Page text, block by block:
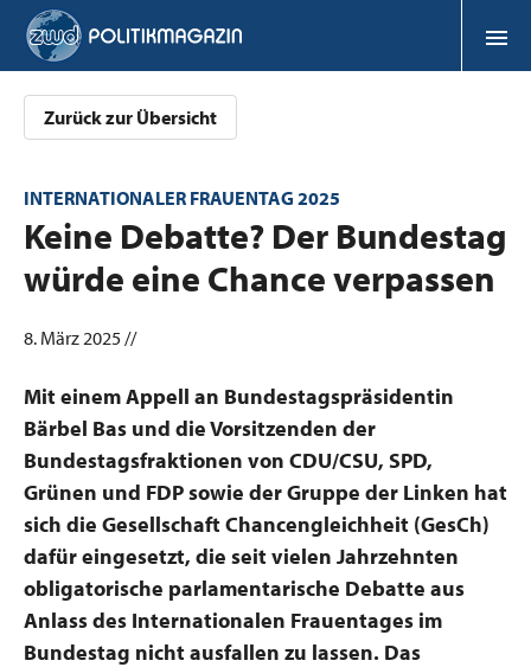
Zurück zur Übersicht
INTERNATIONALER FRAUENTAG 2025
:Keine Debatte? Der Bundestag
würde eine Chance verpassen
8. März 2025 //
Mit einem Appell an Bundestagspräsidentin
Bärbel Bas und die Vorsitzenden der
Bundestagsfraktionen von CDU/CSU, SPD,
Grünen und FDP sowie der Gruppe der Linken hat
sich die Gesellschaft Chancengleichheit (GesCh)
dafür eingesetzt, die seit vielen Jahrzehnten
obligatorische parlamentarische Debatte aus
Anlass des Internationalen Frauentages im
Bundestag nicht ausfallen zu lassen. Das